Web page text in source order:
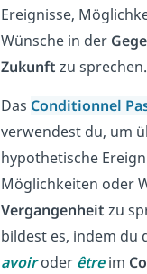
Ereignisse,
Wünsche in der
Zukunft zu sprechen.
Das Conditionnel
verwendest du, um
hypothetische
Möglichkeiten oder
Vergangenheit zu
bildest es, indem du
avoir oder être im